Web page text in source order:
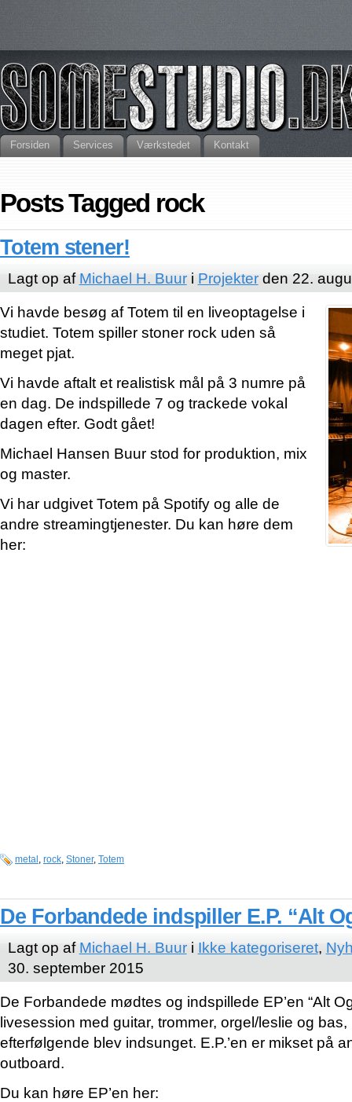
Forsiden Services Værkstedet Kontakt
Posts Tagged rock
Totem stener!
Lagt op af Michael H. Buuri Projekterden 22.
Vi havde besøg af Totem til en liveoptagelse i
studiet. Totem spiller stoner rock uden så
meget pjat.
Vi havde aftalt et realistisk mål på 3 numre på
en dag. De indspillede 7 og trackede vokal
dagen efter. Godt gået!
Michael Hansen Buur stod for produktion, mix
og master.
Vi har udgivet Totem på Spotify og alle de
andre streamingtjenester. Du kan høre dem
her:
metal rock Stoner, Totem
De Forbandede indspiller E.P. “Alt
Lagt op af Michael H. Buuri Ikke kategoriseret,
30. september 2015
De Forbandede mødtes og indspillede EP’en “Alt
livesession med guitar, trommer, orgel/leslie og
efterfølgende blev indsunget. E.P.’en er mikset på
outboard.
Du kan høre EP’en her: